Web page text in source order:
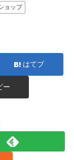
ョップ
はてブ
ー